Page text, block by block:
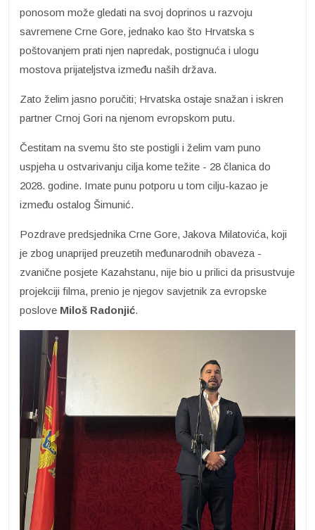
ponosom može gledati na svoj doprinos u razvoju
savremene Crne Gore, jednako kao što Hrvatska s
poštovanjem prati njen napredak, postignuća i ulogu
mostova prijateljstva između naših država.
Zato želim jasno poručiti; Hrvatska ostaje snažan i iskren
partner Crnoj Gori na njenom evropskom putu.
Čestitam na svemu što ste postigli i želim vam puno
uspjeha u ostvarivanju cilja kome težite - 28 članica do
2028. godine. Imate punu potporu u tom cilju-kazao je
između ostalog Šimunić.
Pozdrave predsjednika Crne Gore, Jakova Milatovića, koji
je zbog unaprijed preuzetih međunarodnih obaveza -
zvanične posjete Kazahstanu, nije bio u prilici da prisustvuje
projekciji filma, prenio je njegov savjetnik za evropske
poslove Miloš Radonjić.